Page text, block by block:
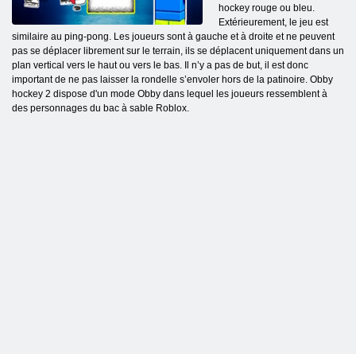
hockey rouge ou bleu.
Extérieurement, le jeu est
similaire au ping-pong. Les joueurs sont à gauche et à droite et ne peuvent
pas se déplacer librement sur le terrain, ils se déplacent uniquement dans un
plan vertical vers le haut ou vers le bas. Il n’y a pas de but, il est donc
important de ne pas laisser la rondelle s’envoler hors de la patinoire. Obby
hockey 2 dispose d'un mode Obby dans lequel les joueurs ressemblent à
des personnages du bac à sable Roblox.